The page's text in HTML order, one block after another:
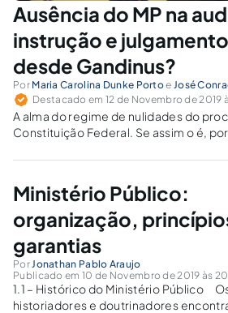
Ausência do MP na
instrução e
desde Gandinus?
Por Maria Carolina Dunke Portoe José
Destacado em 12 de Novembro de 2019
A alma do regime de nulidades do
Constituição Federal. Se assim o é,
quando devidamente intimado,
Ministério Público:
organização,
garantias
Por Jonathan Pablo Araujo
Publicado em 10 de Novembro de 2019 às
1.1 – Histórico do Ministério Público
historiadores e doutrinadores